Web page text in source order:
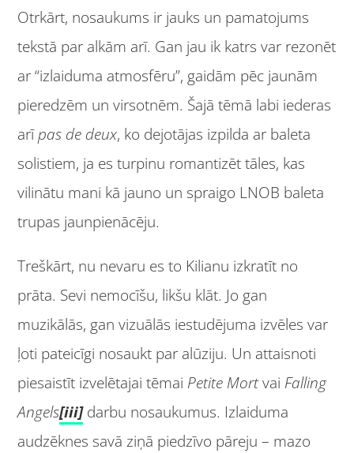
Otrkārt, nosaukums ir jauks un pamatojums
tekstā par alkām arī. Gan jau ik katrs var rezonēt
ar “izlaiduma atmosfēru”, gaidām pēc jaunām
pieredzēm un virsotnēm. Šajā tēmā labi iederas
arīpas de deux, ko dejotājas izpilda ar baleta
solistiem, ja es turpinu romantizēt tāles, kas
vilinātu mani kā jauno un spraigo LNOB baleta
trupas jaunpienācēju.
Treškārt, nu nevaru es to Kilianu izkratīt no
prāta. Sevi nemocīšu, likšu klāt. Jo gan
muzikālās, gan vizuālās iestudējuma izvēles var
ļoti pateicīgi nosaukt par alūziju. Un attaisnoti
piesaistīt izvelētajai tēmai Petite Mortvai Falling
Angels[iii]darbu nosaukumus. Izlaiduma
audzēknes savā ziņā piedzīvo pāreju – mazo